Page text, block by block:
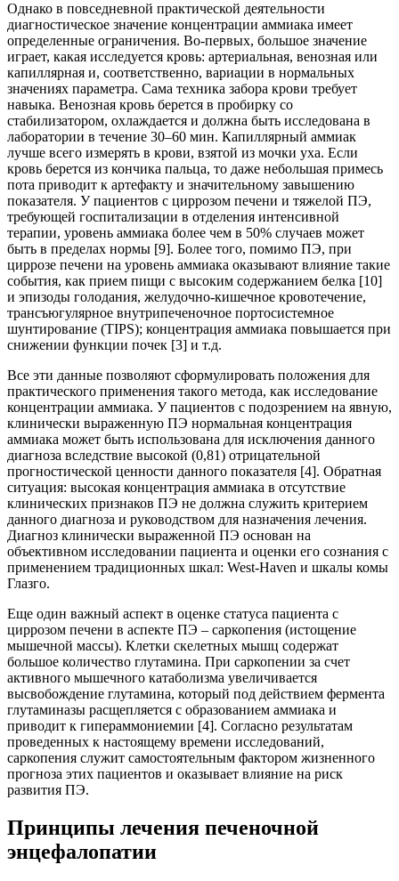
Однако в повседневной практической деятельности
диагностическое значение концентрации аммиака имеет
определенные ограничения. Во-первых, большое значение
играет, какая исследуется кровь: артериальная, венозная или
капиллярная и, соответственно, вариации в нормальных
значениях параметра. Сама техника забора крови требует
навыка. Венозная кровь берется в пробирку со
стабилизатором, охлаждается и должна быть исследована в
лаборатории в течение 30–60 мин. Капиллярный аммиак
лучше всего измерять в крови, взятой из мочки уха. Если
кровь берется из кончика пальца, то даже небольшая примесь
пота приводит к артефакту и значительному завышению
показателя. У пациентов с циррозом печени и тяжелой ПЭ,
требующей госпитализации в отделения интенсивной
терапии, уровень аммиака более чем в 50% случаев может
быть в пределах нормы [9]. Более того, помимо ПЭ, при
циррозе печени на уровень аммиака оказывают влияние такие
события, как прием пищи с высоким содержанием белка [10]
и эпизоды голодания, желудочно-кишечное кровотечение,
трансъюгулярное внутрипеченочное портосистемное
шунтирование (TIPS); концентрация аммиака повышается при
снижении функции почек [3] и т.д.
Все эти данные позволяют сформулировать положения для
практического применения такого метода, как исследование
концентрации аммиака. У пациентов с подозрением на явную,
клинически выраженную ПЭ нормальная концентрация
аммиака может быть использована для исключения данного
диагноза вследствие высокой (0,81) отрицательной
прогностической ценности данного показателя [4]. Обратная
ситуация: высокая концентрация аммиака в отсутствие
клинических признаков ПЭ не должна служить критерием
данного диагноза и руководством для назначения лечения.
Диагноз клинически выраженной ПЭ основан на
объективном исследовании пациента и оценки его сознания с
применением традиционных шкал: West-Haven и шкалы комы
Глазго.
Еще один важный аспект в оценке статуса пациента с
циррозом печени в аспекте ПЭ – саркопения (истощение
мышечной массы). Клетки скелетных мышц содержат
большое количество глутамина. При саркопении за счет
активного мышечного катаболизма увеличивается
высвобождение глутамина, который под действием фермента
глутаминазы расщепляется с образованием аммиака и
приводит к гипераммониемии [4]. Согласно результатам
проведенных к настоящему времени исследований,
саркопения служит самостоятельным фактором жизненного
прогноза этих пациентов и оказывает влияние на риск
развития ПЭ.
Принципы лечения печеночной
энцефалопатии